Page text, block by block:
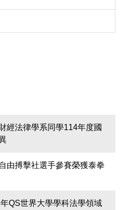
經法律學系同學114年度國
由搏擊社選手參賽榮獲泰拳
QS世界大學學科法學領域